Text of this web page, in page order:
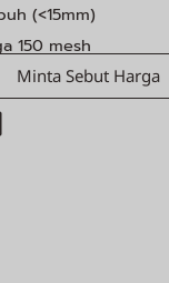
(<15mm)
150 mesh
Minta Sebut Harga